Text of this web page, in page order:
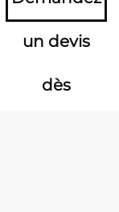
un devis
dès